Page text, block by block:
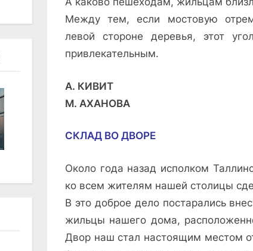
Между тем, если мостовую
левой стороне деревья, этот
привлекательным.
А. КИВИТ
М. АХАНОВА
СКЛАД ВО ДВОРЕ
Около года назад исполком
ко всем жителям нашей столицы
В это доброе дело постарались
жильцы нашего дома,
Двор наш стал настоящим местом